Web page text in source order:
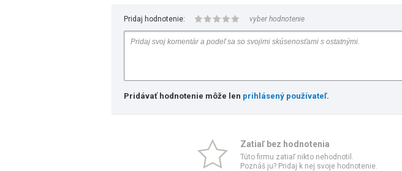
Pridaj hodnotenie: vyber hodnotenie
Pridávať hodnotenie môže len prihlásený používateľ.
Zatiaľ bez hodnotenia
Túto firmu zatiaľ nikto nehodnotil.
Poznáš ju? Pridaj k nej svoje hodnotenie.